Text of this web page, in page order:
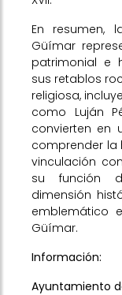
En resumen,
Güímar
patrimonial e
sus retablos
religiosa,
como Luján
convierten en
comprender la
vinculación
su función
dimensión
emblemático
Güímar.
Información:
Ayuntamiento